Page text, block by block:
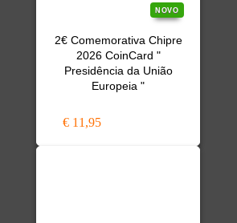
NOVO
2€ Comemorativa Chipre
2026 CoinCard "
Presidência da União
Europeia "
€ 11,95